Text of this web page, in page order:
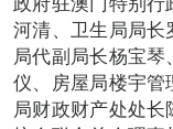
河清、卫生局局
局代副局长杨宝
仪、房屋局楼宇
局财政财产处处